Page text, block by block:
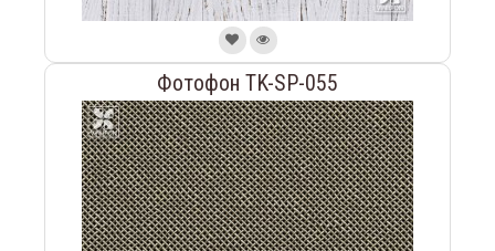
Фотофон TK-SP-055